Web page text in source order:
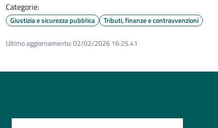
Categorie:
Giustizia e sicurezza pubblica Tributi, finanze e contravvenzioni
Ultimo aggiornamento:02/02/2026 16:25.41